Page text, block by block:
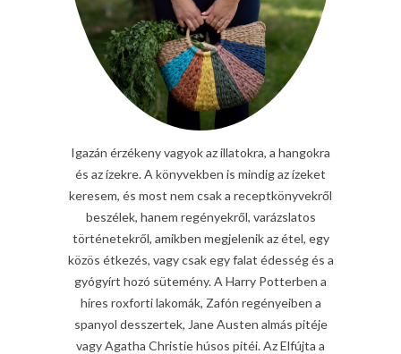
Igazán érzékeny vagyok az illatokra, a hangokra
és az ízekre. A könyvekben is mindig az ízeket
keresem, és most nem csak a receptkönyvekről
beszélek, hanem regényekről, varázslatos
történetekről, amikben megjelenik az étel, egy
közös étkezés, vagy csak egy falat édesség és a
gyógyírt hozó sütemény. A Harry Potterben a
híres roxforti lakomák, Zafón regényeiben a
spanyol desszertek, Jane Austen almás pitéje
vagy Agatha Christie húsos pitéi. Az Elfújta a